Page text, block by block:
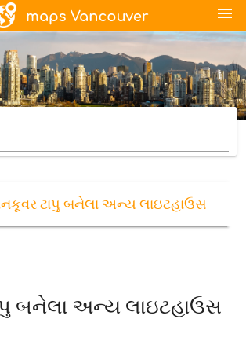
menu
ટાપુ બનેલા અન્ય લાઇટહાઉસ
બનેલા અન્ય લાઇટહાઉસ